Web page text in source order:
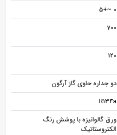
0 ~+5
700
120
دو جداره حاوی گاز آرگون
R134a
ورق گالوانیزه با پوشش رنگ
الکتروستاتیک